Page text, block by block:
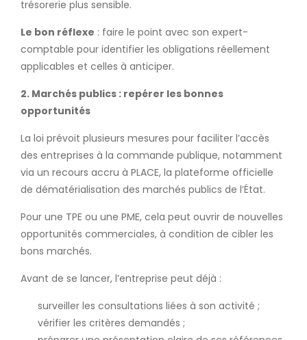
trésorerie plus sensible.
Le bon réflexe : faire le point avec son expert-
comptable pour identifier les obligations réellement
applicables et celles à anticiper.
2. Marchés publics : repérer les bonnes
opportunités
La loi prévoit plusieurs mesures pour faciliter l’accès
des entreprises à la commande publique, notamment
via un recours accru à PLACE, la plateforme officielle
de dématérialisation des marchés publics de l’État.
Pour une TPE ou une PME, cela peut ouvrir de nouvelles
opportunités commerciales, à condition de cibler les
bons marchés.
Avant de se lancer, l’entreprise peut déjà :
surveiller les consultations liées à son activité ;
vérifier les critères demandés ;